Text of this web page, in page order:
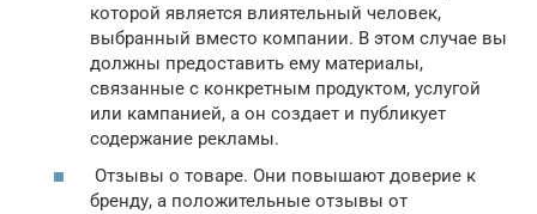
которой является влиятельный человек,
выбранный вместо компании. В этом случае вы
должны предоставить ему материалы,
связанные с конкретным продуктом, услугой
или кампанией, а он создает и публикует
содержание рекламы.
Отзывы о товаре. Они повышают доверие к
бренду, а положительные отзывы от